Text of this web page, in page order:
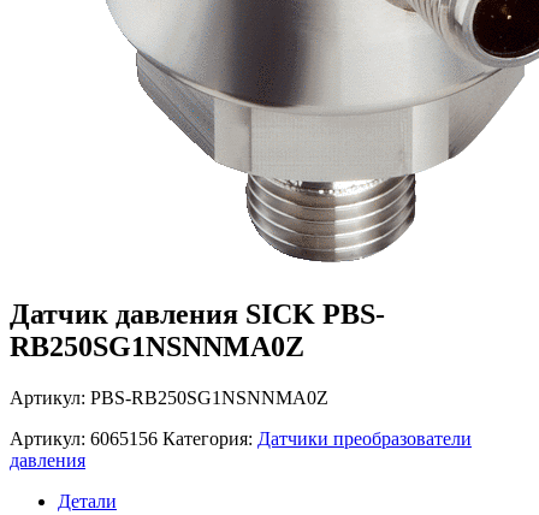
Датчик давления SICK PBS-
RB250SG1NSNNMA0Z
Артикул: PBS-RB250SG1NSNNMA0Z
Артикул: 6065156 Категория: Датчики преобразователи
давления
Детали